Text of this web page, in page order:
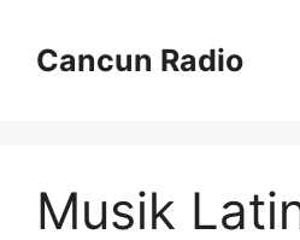
contentCancun Radio
Musik